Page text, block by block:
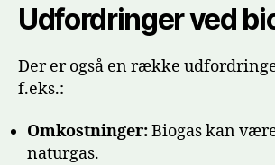
Udfordringer ved
Der er også en række
f.eks.:
Omkostninger:Biogas kan
naturgas.